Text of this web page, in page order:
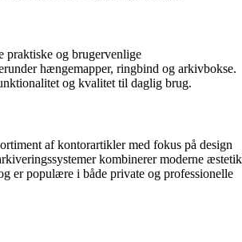
praktiske og brugervenlige
hængemapper, ringbind og arkivbokse.
og kvalitet til daglig brug.
af kontorartikler med fokus på design
kombinerer moderne æstetik
er populære i både private og professionelle